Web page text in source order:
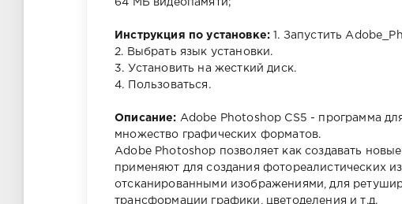
64 МБ видеопамяти;
Инструкция по установке:1. Запустить
2. Выбрать язык установки.
3. Установить на жесткий диск.
4. Пользоваться.
Описание: Adobe Photoshop CS5 - программа
множество графических форматов.
Adobe Photoshop позволяет как создавать
применяют для создания фотореалистических
отсканированными изображениями, для
трансформации графики, цветоделения и т.д.